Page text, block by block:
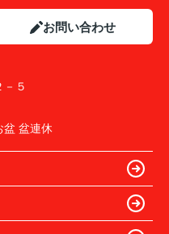
お問い合わせ
５
盆 盆連休